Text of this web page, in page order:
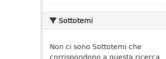
Sottotemi
Non ci sono Sottotemi che
corrispondono a questa ricerca